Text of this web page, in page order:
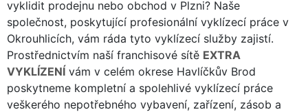
vyklidit prodejnu nebo obchod v Plzni? Naše
společnost, poskytující profesionální vyklízecí práce v
Okrouhlicích, vám ráda tyto vyklízecí služby zajistí.
Prostřednictvím naší franchisové sítě EXTRA
VYKLÍZENÍ vám v celém okrese Havlíčkův Brod
poskytneme kompletní a spolehlivé vyklízecí práce
veškerého nepotřebného vybavení, zařízení, zásob a